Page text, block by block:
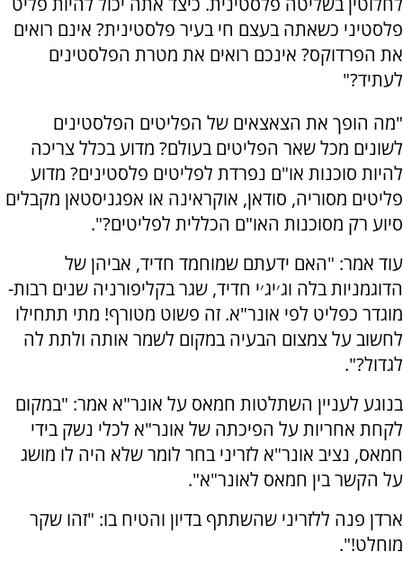
פלסטיני כשאתה בעצם חי בעיר פלסטינית? אינם רואים
את הפרדוקס? אינכם רואים את מטרת הפלסטינים
לעתיד?"
"מה הופך את הצאצאים של הפליטים הפלסטינים
לשונים מכל שאר הפליטים בעולם? מדוע בכלל צריכה
להיות סוכנות או"ם נפרדת לפליטים פלסטינים? מדוע
פליטים מסוריה, סודאן, אוקראינה או אפגניסטאן מקבלים
סיוע רק מסוכנות האו"ם הכללית לפליטים?".
עוד אמר: "האם ידעתם שמוחמד חדיד, אביהן של
הדוגמניות בלה וג׳יג׳י חדיד, שגר בקליפורניה שנים רבות-
מוגדר כפליט לפי אונר"א. זה פשוט מטורף! מתי תתחילו
לחשוב על צמצום הבעיה במקום לשמר אותה ולתת לה
לגדול?".
בנוגע לעניין השתלטות חמאס על אונר"א אמר: "במקום
לקחת אחריות על הפיכתה של אונר"א לכלי נשק בידי
חמאס, נציב אונר"א לזריני בחר לומר שלא היה לו מושג
על הקשר בין חמאס לאונר"א".
ארדן פנה ללזריני שהשתתף בדיון והטיח בו: "זהו שקר
מוחלט!".